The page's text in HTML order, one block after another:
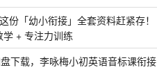
份「幼小衔接」全套资料赶紧存！
+ 专注力训练
下载，李咏梅小初英语音标课衔接